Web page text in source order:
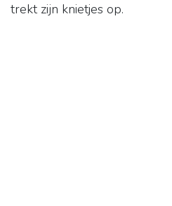
trekt zijn knietjes op.